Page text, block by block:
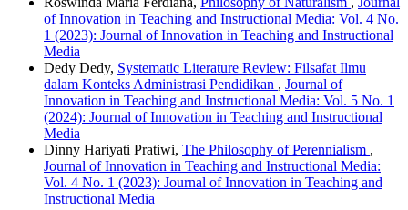
of Innovation in Teaching and Instructional Media: Vol. 4 No.
1 (2023): Journal of Innovation in Teaching and Instructional
Media
Dedy Dedy, Systematic Literature Review: Filsafat Ilmu
dalam Konteks Administrasi Pendidikan , Journal of
Innovation in Teaching and Instructional Media: Vol. 5 No. 1
(2024): Journal of Innovation in Teaching and Instructional
Media
Dinny Hariyati Pratiwi, The Philosophy of Perennialism ,
Journal of Innovation in Teaching and Instructional Media:
Vol. 4 No. 1 (2023): Journal of Innovation in Teaching and
Instructional Media